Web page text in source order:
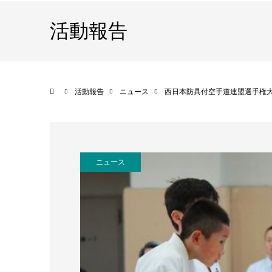
活動報告
活動報告 ニュース 西日本防具付空手道連盟選手権
ニュース